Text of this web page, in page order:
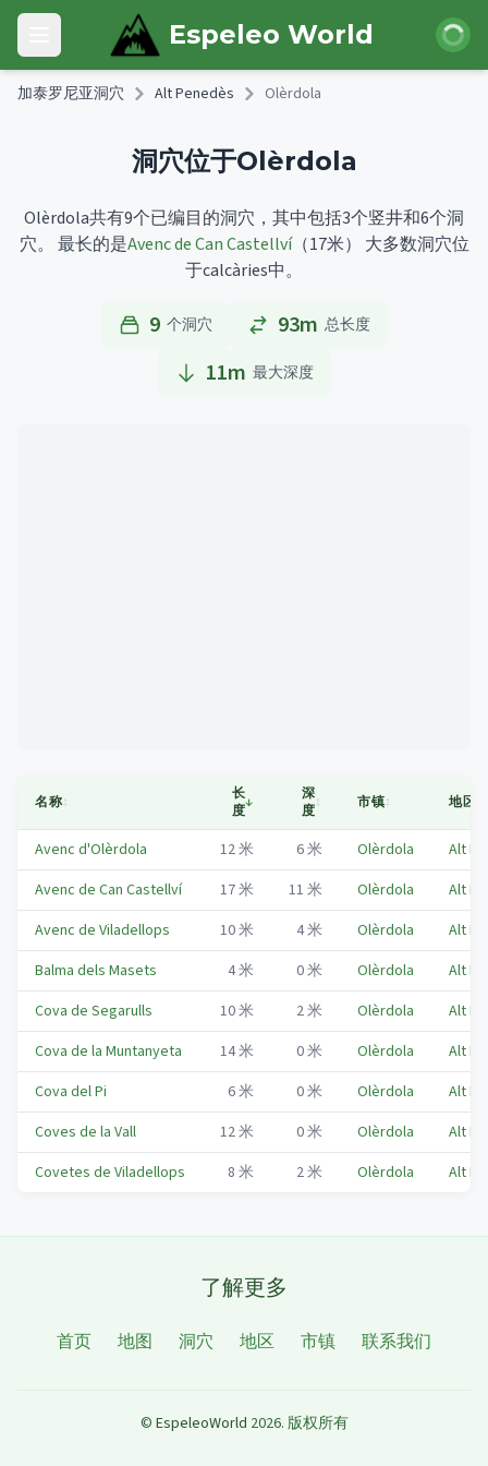
Skip to main content
Open main menu Espeleo World 登录
加泰罗尼亚洞穴 Alt Penedès Olèrdola
洞穴位于Olèrdola
Olèrdola共有9个已编目的洞穴，其中包括3个竖井和6个洞
穴。
最长的是Avenc de Can Castellví（17米）
大多数洞穴位
于calcàries中。
9 个洞穴 93m 总长度
11m 最大深度
名称↕
长
度↓
深
度↕ 市镇↕ 地区
Avenc d'Olèrdola 12米 6米 Olèrdola
Alt
Avenc de Can Castellví
17米 11 米 Olèrdola
Alt
Avenc de Viladellops
10米 4米 Olèrdola
Alt
Balma dels Masets
4米 0米 Olèrdola
Alt
Cova de Segarulls
10米 2米 Olèrdola
Alt
Cova de la Muntanyeta
14米 0米 Olèrdola
Alt
Cova del Pi
6米 0米 Olèrdola
Alt
Coves de la Vall
12米 0米 Olèrdola
Alt
Covetes de Viladellops
8 米 2米 Olèrdola Alt
了解更多
首页 地图 洞穴 地区 市镇 联系我们
© EspeleoWorld 2026. 版权所有